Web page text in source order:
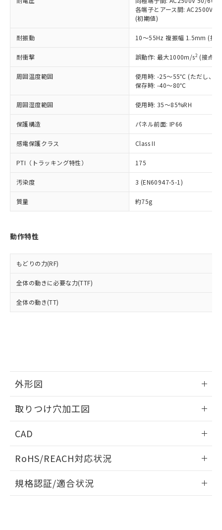
各端子とアース間: AC2500V
(初期値)
耐振動 10～55Hz 複振幅 1.5mm (接
耐衝撃 誤動作: 最大1000m/s2 (接点
周囲温度範囲
使用時: -25～55℃ (ただし、氷
保存時: -40～80℃
周囲湿度範囲 使用時: 35～85%RH
保護構造 パネル前面: IP66
感電保護クラス Class II
PTI（トラッキング特性） 175
汚染度 3 (EN60947-5-1)
質量 約75g
動作特性
もどりの力(RF)
全体の動きに必要な力(TTF)
全体の動き(TT)
外形図
取りつけ穴加工図
CAD
ドすることができます。
ログイン/会員登録
RoHS/REACH対応状況
EU RoHS 注意事項・凡例
規格認証/適合状況
ことをご了承ください。
在庫状況および標準価格照会結果は、
記載している更新日時点での社内デー
タに基づき作成されるものであり、閲
覧された時点での実際の在庫および標
準価格とは異なる場合があることをご
正式な納期状況および標準価格はお客
ムロン制御機器販売店・当社販売員に
オムロン制御機器販売店や当社販売拠
販売ネットワーク
」をご確認
ください。
在庫状況および標準価格結果を当社の
事前の承諾なく第三者に漏洩または開
示しないようお願いします。
マイパーツ機能（部品リスト作成サー
メンバーズにご登録されている必要が
引・商談に必要な範囲で利用すること
をご了承ください。
※当社の共同利用者とは、
の共同利用に関して"
用者の範囲」に記載されている法人を
いたものが、含有品と判明した場合などや
むを得ず変更することがあります。
鉛(Pb) 1000ppm以下、 水銀(Hg) 1000ppm以下、 カド
六価クロム(Cr(Ⅵ)) 1000ppm以下、ポリ臭化ビフェニル
(PBDE) 1000ppm以下、フタル酸ビス(2-エチルヘキシ
ル) (DEHP)(別名：DOP) 1000ppm以下、フタル酸ブチ
ルベンジル（BBP） 1000ppm以下、フタル酸ジブチル
（DBP） 1000ppm以下、フタル酸ジイソブチル
(DIBP) 1000ppm以下
但し、RoHS指令で産業用監視および制御機器に対する
フタル酸エステル類の４物質については閾値を超える意
※2 対応予定月
部品在庫の切り替え状況などにより、予定
月が前後することがあります。
下記の非含有証明書をダウンロードするこ
とができます。
EU RoHS指令（10物質）の非含有証明書
※本証明書は発行日時点で非含有を証明す
欄に対応日を記載しておりました。
既に当社にて対応品への在庫切替を完了
していることから、特段のことがない限
す。
基準値を超えていることを示します。
「－」：未確認です。当社販売部門へお問
Cr(Ⅵ)(六価クロム) : 1000ppm、 PBBs(ポリ臭化ビフェ
ニル類) : 1000ppm、 PBDEs(ポリ臭化ジフェニルエーテ
ル類) : 1000ppm、
DBP(フタル酸ジブチル) : 1000ppm、 DIBP(フタル酸ジ
イソブチル) : 1000ppm、 BBP(フタル酸ブチルベンジ
ル) : 1000ppm、
※2 環境保護使用期限
「ｅ」：有害物質（10物質）のすべてが基
準値以下であることを示します。
「10」：通常の使用状況下において有害物
質が外部に漏えいし、環境に深刻な影響を
及ぼさない年数を意味します。
「－」：未確認です。当社販売部門へお問
当社は、これら貴社製品のうち、外国
為替および外国貿易法に定める商品
（以下｢規制貨物等」という）を輸出
または国外への提供する場合は、日本
国政府の輸出許可(または役務取引許
可)を取得するなどの必要な手続きを
当社は規制貨物を破棄する場合は、完
全に破砕するなど、違法に輸出されな
いよう必要な手段を講じます。
当社は貴社製品を、核兵器、ミサイ
ル、化学兵器、生物兵器またはその他
使用いたしません。
当社は、貴社製品を第三者に販売する
場合は、上記1、2および3の内容を当
該第三者に通知します。また当社は、
販売先および販売に係わる関係者が違
法に輸出するおそれがある場合は、取
り引きをいたしません。
○ 一定数以上の在庫あり
一定数には満たないが在庫あり
在庫なし(最新の在庫状況につ
いては、お客様のお取引先、ま
たはお客様担当のオムロン制御
機器販売店・当社販売員にご確
認ください)
受注生産機種、また在庫状況の
情報を公開していない機種